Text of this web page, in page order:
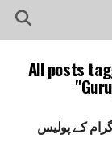
All posts
کے پولیس